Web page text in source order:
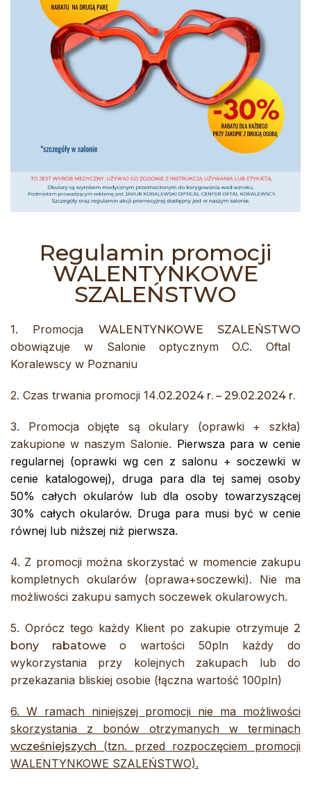
Regulamin promocji
WALENTYNKOWE
SZALEŃSTWO
1. Promocja WALENTYNKOWE SZALEŃSTWO
obowiązuje w Salonie optycznym O.C. Oftal
Koralewscy w Poznaniu
2. Czas trwania promocji 14.02.2024 r. – 29.02.2024 r.
3. Promocja objęte są okulary (oprawki + szkła)
zakupione w naszym Salonie. Pierwsza para w cenie
regularnej (oprawki wg cen z salonu + soczewki w
cenie katalogowej), druga para dla tej samej osoby
50% całych okularów lub dla osoby towarzyszącej
30% całych okularów. Druga para musi być w cenie
równej lub niższej niż pierwsza.
4. Z promocji można skorzystać w momencie zakupu
kompletnych okularów (oprawa+soczewki). Nie ma
możliwości zakupu samych soczewek okularowych.
5. Oprócz tego każdy Klient po zakupie otrzymuje 2
bony rabatowe o wartości 50pln każdy do
wykorzystania przy kolejnych zakupach lub do
przekazania bliskiej osobie (łączna wartość 100pln)
6. W ramach niniejszej promocji nie ma możliwości
skorzystania z bonów otrzymanych w terminach
wcześniejszych (tzn. przed rozpoczęciem promocji
WALENTYNKOWE SZALEŃSTWO).